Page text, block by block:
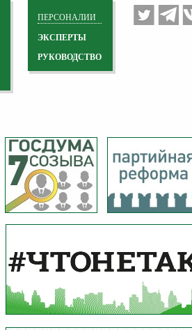
ПЕРСОНАЛИИ
ЭКСПЕРТЫ
РУКОВОДСТВО